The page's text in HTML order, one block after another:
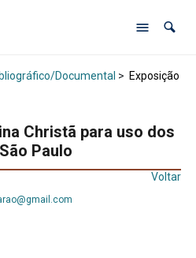
Documental > Exposição
Christã para uso dos
Paulo
Voltar